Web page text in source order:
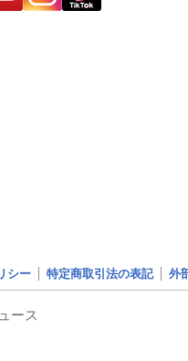
シー 特定商取引法の表記 外
ース